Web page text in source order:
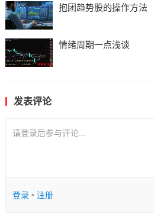
抱团趋势股的操作方法
情绪周期一点浅谈
发表评论
请登录后参与评论...
登录• 注册